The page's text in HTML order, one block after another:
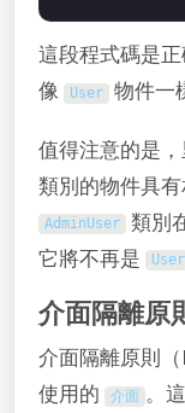
這段程式碼是
像
User 物件一
值得注意的是
類別的物件具
AdminUser 類別
它將不再是
User
介面隔離原
介面隔離原則
使用的
介面 。